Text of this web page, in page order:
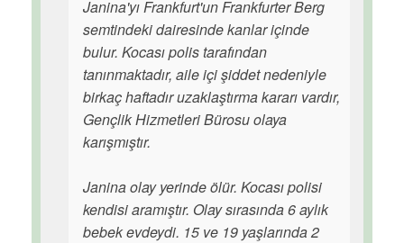
Janina'yı Frankfurt'un Frankfurter Berg
semtindeki dairesinde kanlar içinde
bulur. Kocası polis tarafından
tanınmaktadır, aile içi şiddet nedeniyle
birkaç haftadır uzaklaştırma kararı vardır,
Gençlik Hizmetleri Bürosu olaya
karışmıştır.
Janina olay yerinde ölür. Kocası polisi
kendisi aramıştır. Olay sırasında 6 aylık
bebek evdeydi. 15 ve 19 yaşlarında 2